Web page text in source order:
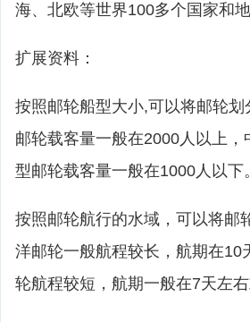
海、北欧等世界100多个国家和地
扩展资料：
按照邮轮船型大小,可以将邮轮
邮轮载客量一般在2000人以上
型邮轮载客量一般在1000人以下。
按照邮轮航行的水域，可以将邮
洋邮轮一般航程较长，航期在
轮航程较短，航期一般在7天左右